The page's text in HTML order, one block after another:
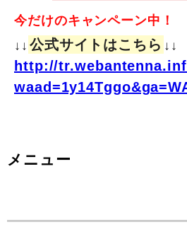
今だけのキャンペーン中！
↓↓ 公式サイトはこちら ↓↓
http://
メニュー